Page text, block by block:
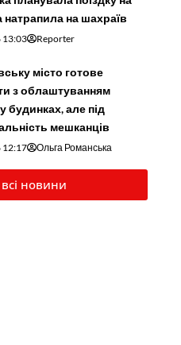
натрапила на шахраїв
13:03 Reporter
місто готове
з облаштуванням
будинках, але під
мешканців
12:17 Ольга Романська
новини